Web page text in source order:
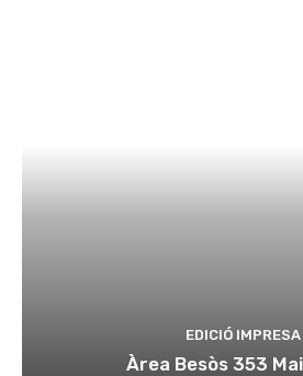
EDICIÓ IMPRESA
Àrea Besòs 353